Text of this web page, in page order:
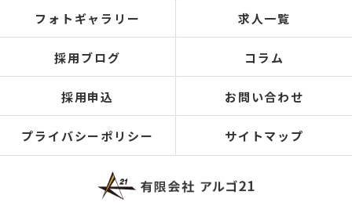
フォトギャラリー 求人一覧
採用ブログ コラム
採用申込 お問い合わせ
プライバシーポリシー サイトマップ